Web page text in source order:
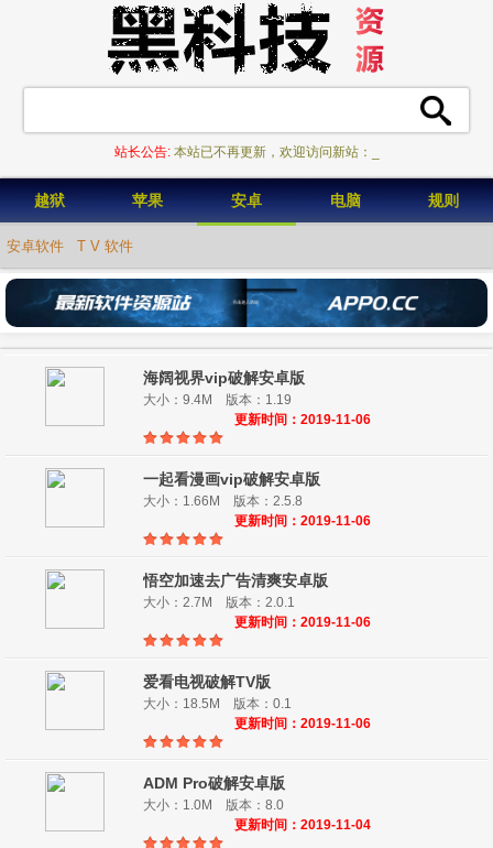
站长公告: 本站已不再更新，欢迎访问新站：AP_
越狱 苹果 安卓 电脑 规则
安卓软件 T V 软件
海阔视界vip破解安卓版
大小：9.4M 版本：1.19
更新时间：2019-11-06
一起看漫画vip破解安卓版
大小：1.66M 版本：2.5.8
更新时间：2019-11-06
悟空加速去广告清爽安卓版
大小：2.7M 版本：2.0.1
更新时间：2019-11-06
爱看电视破解TV版
大小：18.5M 版本：0.1
更新时间：2019-11-06
ADM Pro破解安卓版
大小：1.0M 版本：8.0
更新时间：2019-11-04